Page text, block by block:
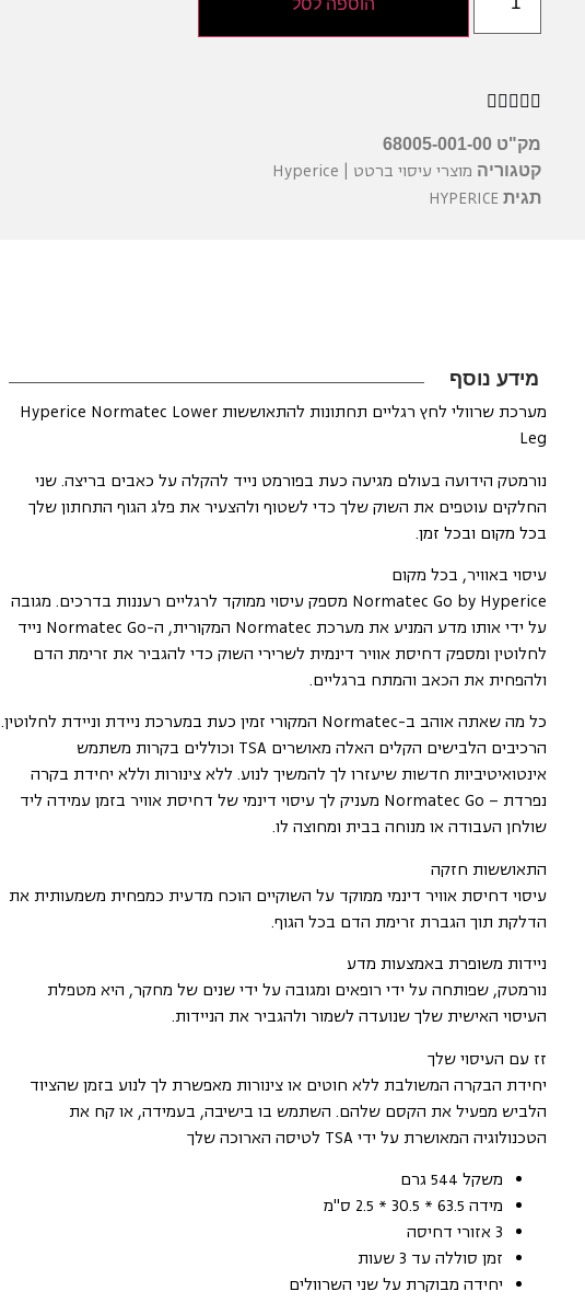
הוספה לסל





מק"ט 68005-001-00
קטגוריה מוצרי עיסוי ברטט | Hyperice
תגית HYPERICE
מידע נוסף
מערכת שרוולי לחץ רגליים תחתונות להתאוששות Hyperice Normatec Lower
Leg
נורמטק הידועה בעולם מגיעה כעת בפורמט נייד להקלה על כאבים בריצה.שני
החלקים עוטפים את השוק שלך כדי לשטוף ולהצעיר את פלג הגוף התחתון שלך
בכל מקום ובכל זמן.
עיסוי באוויר, בכל מקום
Normatec Go by Hyperice מספק עיסוי ממוקד לרגליים רעננות בדרכים. מגובה
על ידי אותו מדע המניע את מערכת Normatec המקורית, ה-Normatec Go נייד
לחלוטין ומספק דחיסת אוויר דינמית לשרירי השוק כדי להגביר את זרימת הדם
ולהפחית את הכאב והמתח ברגליים.
כל מה שאתה אוהב ב-Normatec המקורי זמין כעת במערכת ניידת וניידת לחלוטין.
הרכיבים הלבישים הקלים האלה מאושרים TSA וכוללים בקרות משתמש
אינטואיטיביות חדשות שיעזרו לך להמשיך לנוע. ללא צינורות וללא יחידת בקרה
נפרדת – Normatec Go מעניק לך עיסוי דינמי של דחיסת אוויר בזמן עמידה ליד
שולחן העבודה או מנוחה בבית ומחוצה לו.
התאוששות חזקה
עיסוי דחיסת אוויר דינמי ממוקד על השוקיים הוכח מדעית כמפחית משמעותית את
הדלקת תוך הגברת זרימת הדם בכל הגוף.
ניידות משופרת באמצעות מדע
נורמטק, שפותחה על ידי רופאים ומגובה על ידי שנים של מחקר, היא מטפלת
העיסוי האישית שלך שנועדה לשמור ולהגביר את הניידות.
זז עם העיסוי שלך
יחידת הבקרה המשולבת ללא חוטים או צינורות מאפשרת לך לנוע בזמן שהציוד
הלביש מפעיל את הקסם שלהם. השתמש בו בישיבה, בעמידה, או קח את
הטכנולוגיה המאושרת על ידי TSA לטיסה הארוכה שלך
משקל 544 גרם
מידה 63.5 * 30.5 * 2.5 ס"מ
3 אזורי דחיסה
זמן סוללה עד 3 שעות
יחידה מבוקרת על שני השרוולים